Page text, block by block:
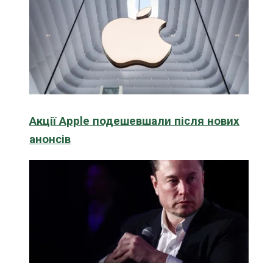
Акції Apple подешевшали після нових
анонсів